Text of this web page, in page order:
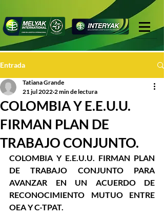
Entrada
COLOMBIA Y E.E.U.U.
FIRMAN PLAN DE
TRABAJO CONJUNTO.
Tatiana Grande
21 jul 2022 2 min de lectura
COLOMBIA Y E.E.U.U. FIRMAN PLAN
DE TRABAJO CONJUNTO PARA
AVANZAR EN UN ACUERDO DE
RECONOCIMIENTO MUTUO ENTRE
OEA Y C-TPAT.